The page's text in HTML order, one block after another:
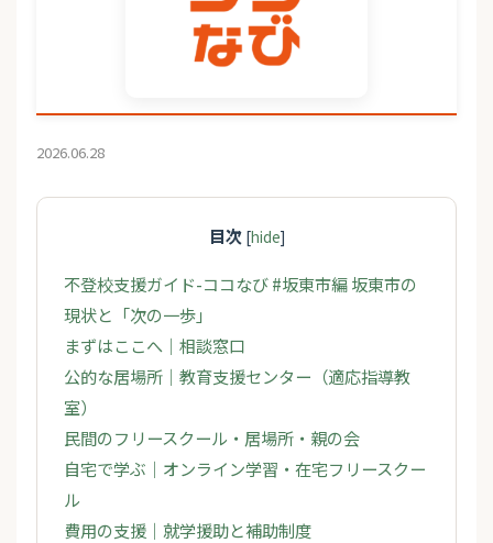
2026.06.28
目次 [hide]
不登校支援ガイド-ココなび #坂東市編 坂東市の
現状と「次の一歩」
まずはここへ｜相談窓口
公的な居場所｜教育支援センター（適応指導教
室）
民間のフリースクール・居場所・親の会
自宅で学ぶ｜オンライン学習・在宅フリースクー
ル
費用の支援｜就学援助と補助制度